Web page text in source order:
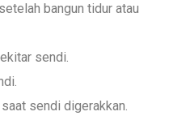
bangun tidur atau
sendi.
saat sendi digerakkan.